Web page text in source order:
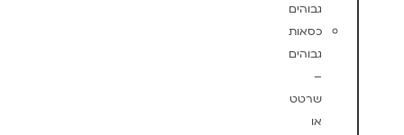
גבוהים
כסאות
גבוהים
–
שרטט
או